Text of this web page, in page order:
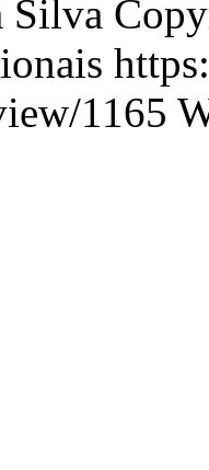
Silva
1165